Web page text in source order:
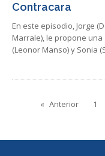
Contracara
En este episodio, Jorge
Marrale), le propone
(Leonor Manso) y Sonia
Anterior 1